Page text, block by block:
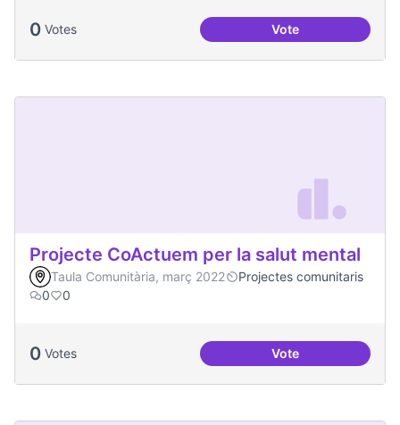
0 Votes VoteProjecte
Projecte CoActuem per la salut mental
Taula Comunitària, març 2022
Projectes comunitaris
0
0
0 Votes VoteProjecte